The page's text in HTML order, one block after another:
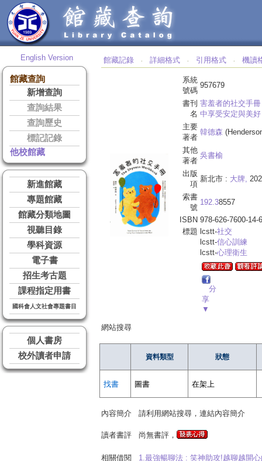
English Version
館藏查詢
新增查詢
查詢結果
查詢歷史
標記記錄
他校館藏
新進館藏
專題館藏
館藏分類地圖
視聽目錄
學科資源
電子書
招生考古題
課程指定用書
國科會人文社會專題書目
個人書房
校外讀者申請
館藏記錄 ‧ 詳細格式 ‧ 引用格式 ‧ 機讀
系統
號碼
957679
書刊
名
害羞者的社交手
中享受安定與美
主要
著者
韓德森
其他
著者
吳書榆
出版
項
新北市 : 大牌,
索書
號
192.38557
ISBN 978-626-7600-14-6
標題 lcstt-社交
lcstt-信心訓練
lcstt-心理衛生
分
享
▼
網站搜尋
資料類型 狀態
找書 圖書 在架上
內容簡介 請利用網站搜尋，連結內容簡介
讀者書評 尚無書評，
相關借閱
1.最強暢聊法 : 笑神助攻!越聊越開